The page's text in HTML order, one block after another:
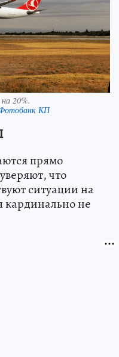
20%.
КП
прямо
что
ситуации на
кардинально не